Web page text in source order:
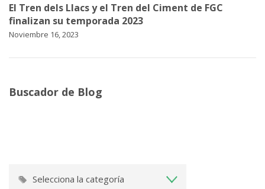
El Tren dels Llacs y el Tren del Ciment de FGC
finalizan su temporada 2023
Noviembre 16, 2023
Buscador de Blog